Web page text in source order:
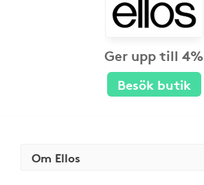
Ger upp till 4%
Besök butik
Om Ellos